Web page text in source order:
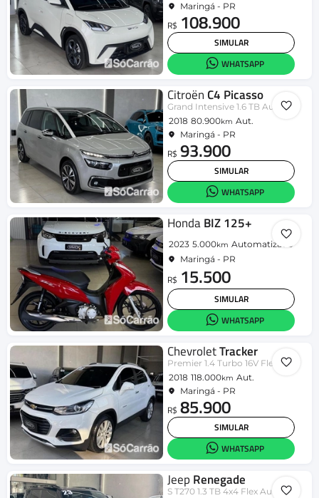
Maringá - PR
R$ 108.900
SIMULAR
WHATSAPP
Citroën C4 Picasso
Grand Intensive 1.6 TB Aut.
2018 80.900km Aut.
Maringá - PR
R$ 93.900
SIMULAR
WHATSAPP
HondaBIZ 125+
2023 5.000km Automatizado
Maringá - PR
R$ 15.500
SIMULAR
WHATSAPP
ChevroletTracker
Premier 1.4 Turbo 16V Flex Aut
2018 118.000km Aut.
Maringá - PR
R$ 85.900
SIMULAR
WHATSAPP
Jeep Renegade
S T270 1.3 TB 4x4 Flex Aut.